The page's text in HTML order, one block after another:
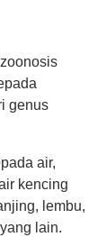
genus
air,
kencing
lembu,
lain.